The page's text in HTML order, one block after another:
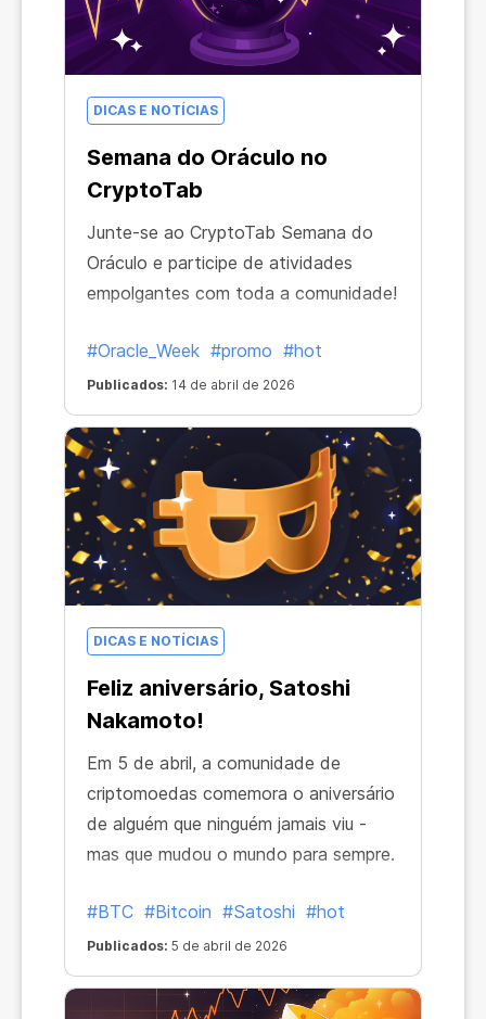
DICAS E NOTÍCIAS
Semana do Oráculo no
CryptoTab
Junte-se ao CryptoTab Semana do
Oráculo e participe de atividades
empolgantes com toda a comunidade!
#Oracle_Week #promo #hot
Publicados: 14 de abril de 2026
DICAS E NOTÍCIAS
Feliz aniversário, Satoshi
Nakamoto!
Em 5 de abril, a comunidade de
criptomoedas comemora o aniversário
de alguém que ninguém jamais viu -
mas que mudou o mundo para sempre.
#BTC #Bitcoin #Satoshi #hot
Publicados: 5 de abril de 2026